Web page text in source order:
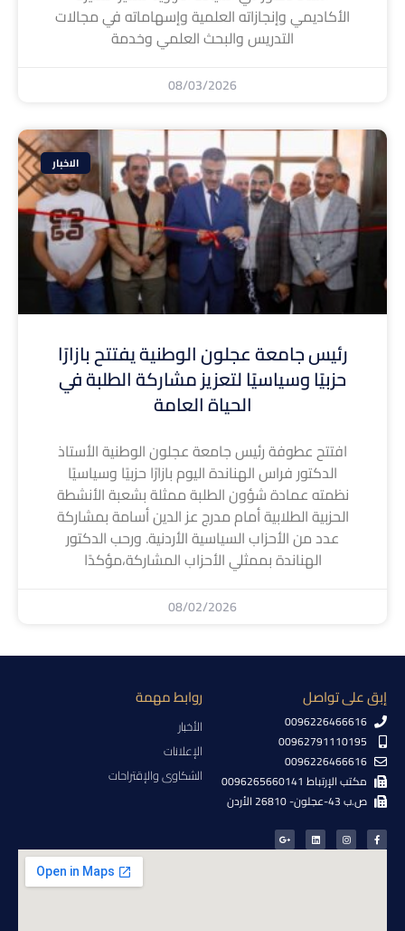
الأكاديمي وإنجازاته العلمية وإسهاماته في مجالات
التدريس والبحث العلمي وخدمة
08/03/2026
الاخبار
رئيس جامعة عجلون الوطنية يفتتح بازارًا
حزبيًا وسياسيًا لتعزيز مشاركة الطلبة في
الحياة العامة
افتتح عطوفة رئيس جامعة عجلون الوطنية الأستاذ
الدكتور فراس الهناندة اليوم بازارًا حزبيًا وسياسيًا
نظمته عمادة شؤون الطلبة ممثلة بشعبة الأنشطة
الحزبية الطلابية أمام مدرج عز الدين أسامة بمشاركة
عدد من الأحزاب السياسية الأردنية. ورحب الدكتور
الهناندة بممثلي الأحزاب المشاركة،مؤكدًا
08/02/2026
إبق على تواصل
0096226466616
00962791110195
0096226466616
مكتب الإرتباط 0096265660141
ص.ب 43-عجلون- 26810 الأردن
روابط مهمة
الأخبار
الإعلانات
الشكاوى والإقتراحات